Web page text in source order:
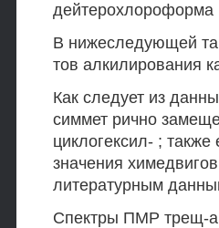
дейтерохлороформа
В нижеследующей
тов алкилирования
Как следует из
симмет рично
циклогексил- ;
значения
литературным
Спектры ПМР трещ-